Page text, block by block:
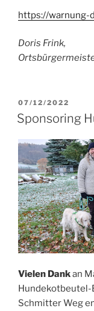
https://warnung-
Doris Frink,
VERÖFFENTLICHT
AM
07/12/2022
Sponsoring
Vielen Dankan
Hundekotbeutel-
Schmitter Weg